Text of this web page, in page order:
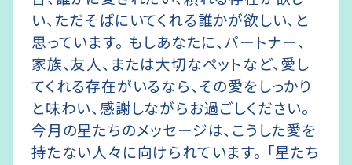
い、ただそばにいてくれる誰かが欲しい、と
思っています。 もしあなたに、パートナー、
家族、友人、または大切なペットなど、愛し
てくれる存在がいるなら、その愛をしっかり
と味わい、感謝しながらお過ごしください。
今月の星たちのメッセージは、こうした愛を
持たない人々に向けられています。 「星たち